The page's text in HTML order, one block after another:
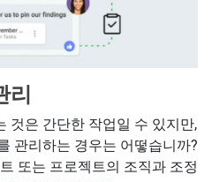
리
것은 간단한 작업일 수 있지만,
관리하는 경우는 어떻습니까?
또는 프로젝트의 조직과 조정